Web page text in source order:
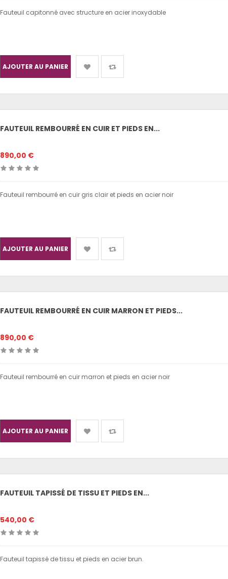
Fauteuil capitonné avec structure en acier inoxydable
AJOUTER AU PANIER
FAUTEUIL REMBOURRÉ EN CUIR ET PIEDS EN...
890,00 €
Fauteuil rembourré en cuir gris clair et pieds en acier noir
AJOUTER AU PANIER
FAUTEUIL REMBOURRÉ EN CUIR MARRON ET PIEDS...
890,00 €
Fauteuil rembourré en cuir marron et pieds en acier noir
AJOUTER AU PANIER
FAUTEUIL TAPISSÉ DE TISSU ET PIEDS EN...
540,00 €
Fauteuil tapissé de tissu et pieds en acier brun.